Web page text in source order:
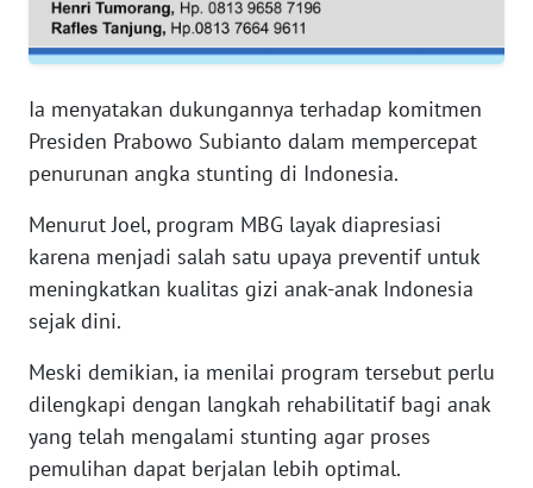
Ia menyatakan dukungannya terhadap komitmen
Presiden Prabowo Subianto dalam mempercepat
penurunan angka stunting di Indonesia.
Menurut Joel, program MBG layak diapresiasi
karena menjadi salah satu upaya preventif untuk
meningkatkan kualitas gizi anak-anak Indonesia
sejak dini.
Meski demikian, ia menilai program tersebut perlu
dilengkapi dengan langkah rehabilitatif bagi anak
yang telah mengalami stunting agar proses
pemulihan dapat berjalan lebih optimal.
RIAU
JAMBI
WN
SULTRA
WN
NTB
WN
SULTENG